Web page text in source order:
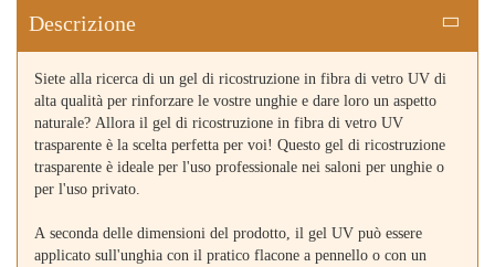
Descrizione
Siete alla ricerca di un gel di ricostruzione in fibra di vetro UV di
alta qualità per rinforzare le vostre unghie e dare loro un aspetto
naturale? Allora il gel di ricostruzione in fibra di vetro UV
trasparente è la scelta perfetta per voi! Questo gel di ricostruzione
trasparente è ideale per l'uso professionale nei saloni per unghie o
per l'uso privato.
A seconda delle dimensioni del prodotto, il gel UV può essere
applicato sull'unghia con il pratico flacone a pennello o con un